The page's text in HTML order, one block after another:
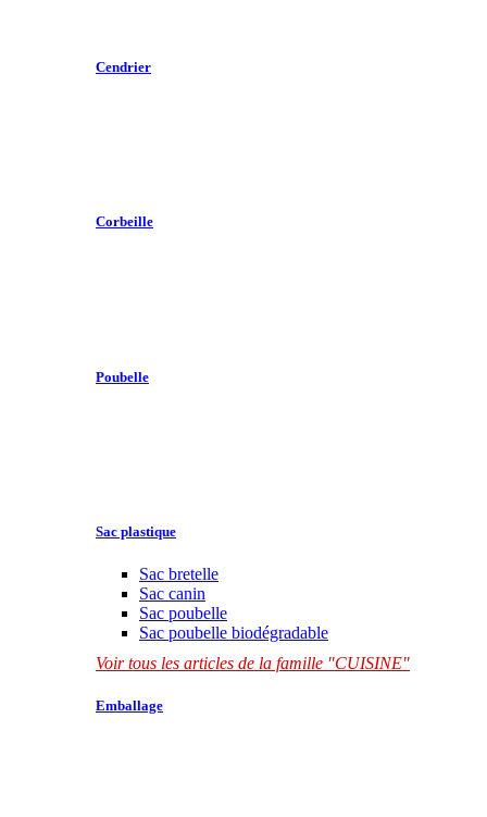
Cendrier
Corbeille
Poubelle
Sac plastique
Sac bretelle
Sac canin
Sac poubelle
Sac poubelle biodégradable
Voir tous les articles de la famille "CUISINE"
Emballage